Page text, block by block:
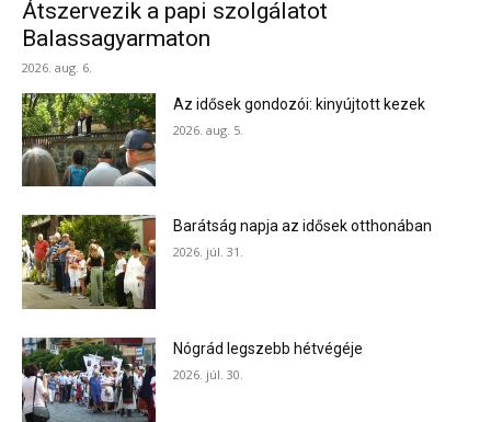
Átszervezik a papi szolgálatot
Balassagyarmaton
2026. aug. 6.
Az idősek gondozói: kinyújtott kezek
2026. aug. 5.
Barátság napja az idősek otthonában
2026. júl. 31.
Nógrád legszebb hétvégéje
2026. júl. 30.